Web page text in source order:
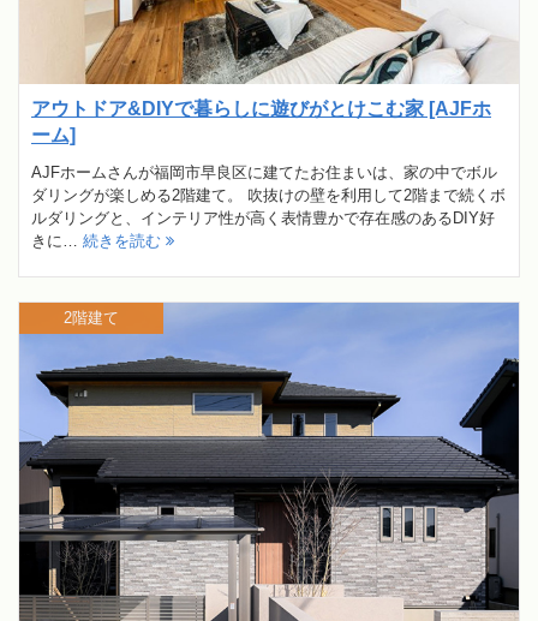
アウトドア&DIYで暮らしに遊びがとけこむ家 [AJFホ
ーム]
AJFホームさんが福岡市早良区に建てたお住まいは、家の中でボル
ダリングが楽しめる2階建て。 吹抜けの壁を利用して2階まで続くボ
ルダリングと、インテリア性が高く表情豊かで存在感のあるDIY好
きに… 続きを読む
2階建て